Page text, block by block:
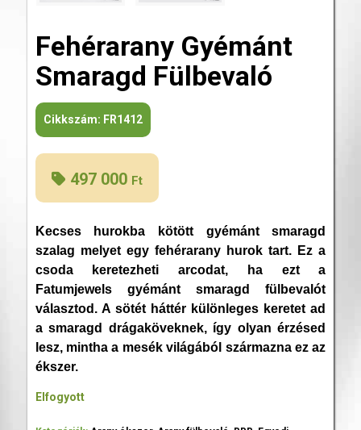
Fehérarany Gyémánt
Smaragd Fülbevaló
Cikkszám: FR1412
497 000 Ft
Kecses hurokba kötött gyémánt smaragd
szalag melyet egy fehérarany hurok tart. Ez a
csoda keretezheti arcodat, ha ezt a
Fatumjewels gyémánt smaragd fülbevalót
választod. A sötét háttér különleges keretet ad
a smaragd drágaköveknek, így olyan érzésed
lesz, mintha a mesék világából származna ez az
ékszer.
Elfogyott